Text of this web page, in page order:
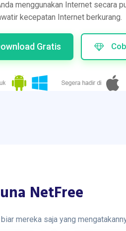
menggunakan Internet secara
kecepatan Internet berkurang.
Gratis
NetFree
mereka saja yang